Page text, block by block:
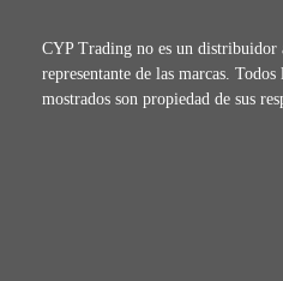
CYP Trading no es un distribuidor
representante de las marcas.
mostrados son propiedad de sus